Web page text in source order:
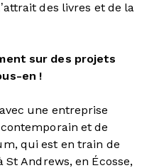
des livres et de la
sur des projets
en !
une entreprise
et de
qui est en train de
Andrews, en Écosse,